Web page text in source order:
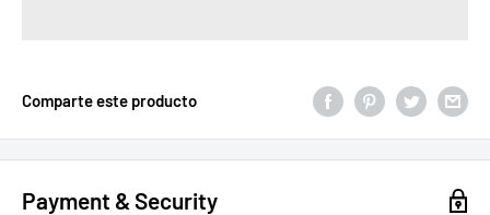
Comparte este producto
Payment & Security